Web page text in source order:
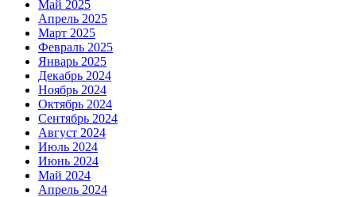
Май 2025
Апрель 2025
Март 2025
Февраль 2025
Январь 2025
Декабрь 2024
Ноябрь 2024
Октябрь 2024
Сентябрь 2024
Август 2024
Июль 2024
Июнь 2024
Май 2024
Апрель 2024